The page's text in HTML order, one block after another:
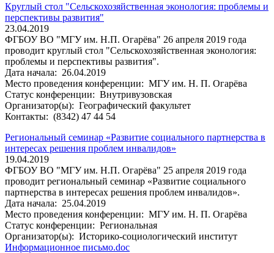
Круглый стол "Сельскохозяйственная эконология: проблемы и
перспективы развития"
23.04.2019
ФГБОУ ВО "МГУ им. Н.П. Огарёва" 26 апреля 2019 года
проводит круглый стол "Сельскохозяйственная эконология:
проблемы и перспективы развития".
Дата начала: 26.04.2019
Место проведения конференции: МГУ им. Н. П. Огарёва
Статус конференции: Внутривузовская
Организатор(ы): Географический факультет
Контакты: (8342) 47 44 54
Региональный семинар «Развитие социального партнерства в
интересах решения проблем инвалидов»
19.04.2019
ФГБОУ ВО "МГУ им. Н.П. Огарёва" 25 апреля 2019 года
проводит региональный семинар «Развитие социального
партнерства в интересах решения проблем инвалидов».
Дата начала: 25.04.2019
Место проведения конференции: МГУ им. Н. П. Огарёва
Статус конференции: Региональная
Организатор(ы): Историко-социологический институт
Информационное письмо.doc